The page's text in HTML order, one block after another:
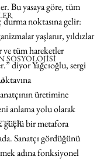
SOSYOLOJİSİ
Bu yasaya göre, tüm
durma noktasına gelir:
yaşlanır, yıldızlar
tüm hareketler
diyor Yağcıoğlu, sergi
üretimine
anlama yolu olarak
güçlü bir metafora
Sanatçı gördüğünü
adına fonksiyonel